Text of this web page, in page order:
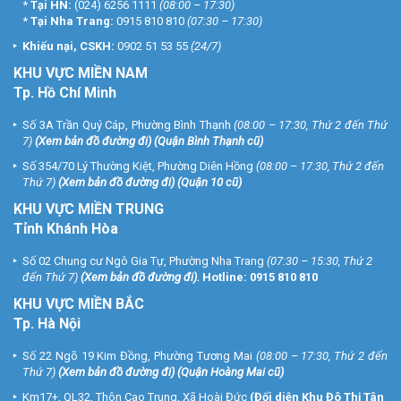
Điện thoại: (024) 6256 1111
VUHOANGTELECOM chi nhánh 4
246 Giáp Bát, P. Giáp Bát, Q. Hoàng Mai, Thành phố Hà Nội
Điện thoại: (024) 3273 6666
Tổng đài Chăm Sóc Khách Hàng Miễn Phí:1900 9259 (Giờ hành
chính)
Website:
Page Lắp Đặt Camera Quan Sát:
* Tại HN: (024) 6256 1111 (08:00 – 17:30)
* Tại Nha Trang: 0915 810 810 (07:30 – 17:30)
Khiếu nại, CSKH: 0902 51 53 55 (24/7)
KHU VỰC MIỀN NAM
Tp. Hồ Chí Minh
Số 3A Trần Quý Cáp, Phường Bình Thạnh (08:00 – 17:30, Thứ 2 đến Thứ
7) (Xem bản đồ đường đi) (Quận Bình Thạnh cũ)
Số 354/70 Lý Thường Kiệt, Phường Diên Hồng (08:00 – 17:30, Thứ 2 đến
Thứ 7) (Xem bản đồ đường đi) (Quận 10 cũ)
KHU VỰC MIỀN TRUNG
Tỉnh Khánh Hòa
Số 02 Chung cư Ngô Gia Tự, Phường Nha Trang (07:30 – 15:30, Thứ 2
đến Thứ 7) (Xem bản đồ đường đi). Hotline: 0915 810 810
KHU VỰC MIỀN BẮC
Tp. Hà Nội
Số 22 Ngõ 19 Kim Đồng, Phường Tương Mai (08:00 – 17:30, Thứ 2 đến
Thứ 7) (Xem bản đồ đường đi) (Quận Hoàng Mai cũ)
Km17+, QL32, Thôn Cao Trung, Xã Hoài Đức (Đối diện Khu Đô Thị Tân